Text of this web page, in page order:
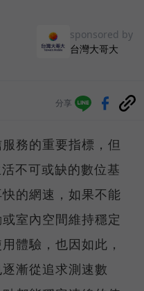
sponsored by
台灣大哥大
分享
務的重要指標，但
不可或缺的數位基
的網速，如果不能
室內空間維持穩定
體驗，也因如此，
漸從追求測速數